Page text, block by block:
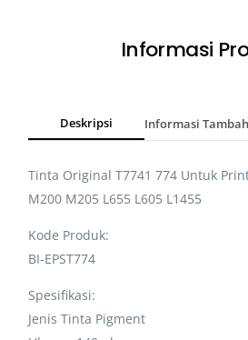
Informasi
Deskripsi Informasi
Tinta Original T7741 774 Untuk
M200 M205 L655 L605 L1455
Kode Produk:
BI-EPST774
Spesifikasi:
Jenis Tinta Pigment